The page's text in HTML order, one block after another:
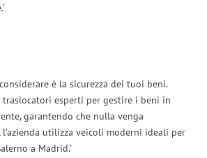
è la sicurezza dei tuoi beni.
traslocatori esperti per gestire i beni in
garantendo che nulla venga
utilizza veicoli moderni ideali per
a Madrid.’